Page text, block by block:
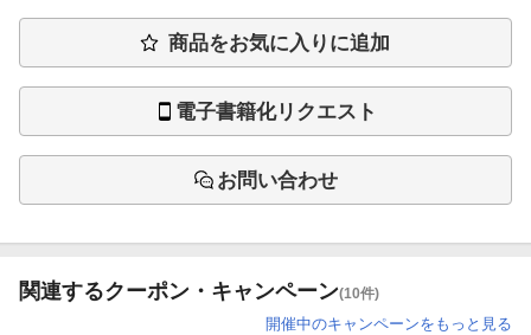
商品をお気に入りに追加
電子書籍化リクエスト
お問い合わせ
関連するクーポン・キャンペーン(10件)
開催中のキャンペーンをもっと見る